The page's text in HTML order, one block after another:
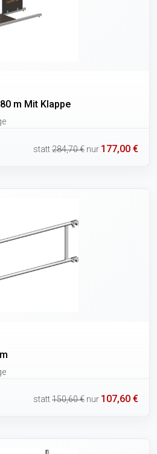
m Mit Klappe
statt284,70 € nur 177,00 €
statt150,60 € nur 107,60 €